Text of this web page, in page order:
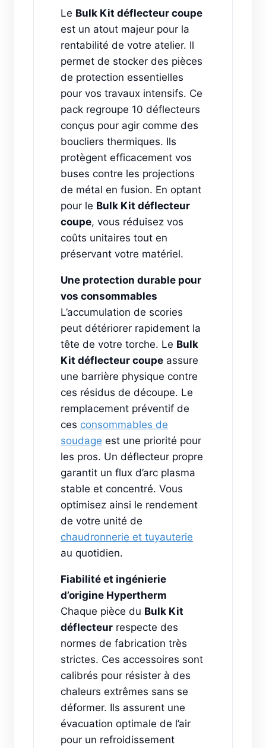
Le Bulk Kit déflecteur coupe
est un atout majeur pour la
rentabilité de votre atelier. Il
permet de stocker des pièces
de protection essentielles
pour vos travaux intensifs. Ce
pack regroupe 10 déflecteurs
conçus pour agir comme des
boucliers thermiques. Ils
protègent efficacement vos
buses contre les projections
de métal en fusion. En optant
pour le Bulk Kit déflecteur
coupe, vous réduisez vos
coûts unitaires tout en
préservant votre matériel.
Une protection durable pour
vos consommables
L’accumulation de scories
peut détériorer rapidement la
tête de votre torche. Le Bulk
Kit déflecteur coupe assure
une barrière physique contre
ces résidus de découpe. Le
remplacement préventif de
ces consommables de
soudage est une priorité pour
les pros. Un déflecteur propre
garantit un flux d’arc plasma
stable et concentré. Vous
optimisez ainsi le rendement
de votre unité de
chaudronnerie et tuyauterie
au quotidien.
Fiabilité et ingénierie
d’origine Hypertherm
Chaque pièce du Bulk Kit
déflecteur respecte des
normes de fabrication très
strictes. Ces accessoires sont
calibrés pour résister à des
chaleurs extrêmes sans se
déformer. Ils assurent une
évacuation optimale de l’air
pour un refroidissement